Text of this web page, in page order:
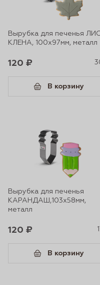
Вырубка для печенья
КЛЕНА, 100х97мм, металл
120 ₽
В корзину
Вырубка для печенья
КАРАНДАШ,103х58мм,
металл
120 ₽
В корзину